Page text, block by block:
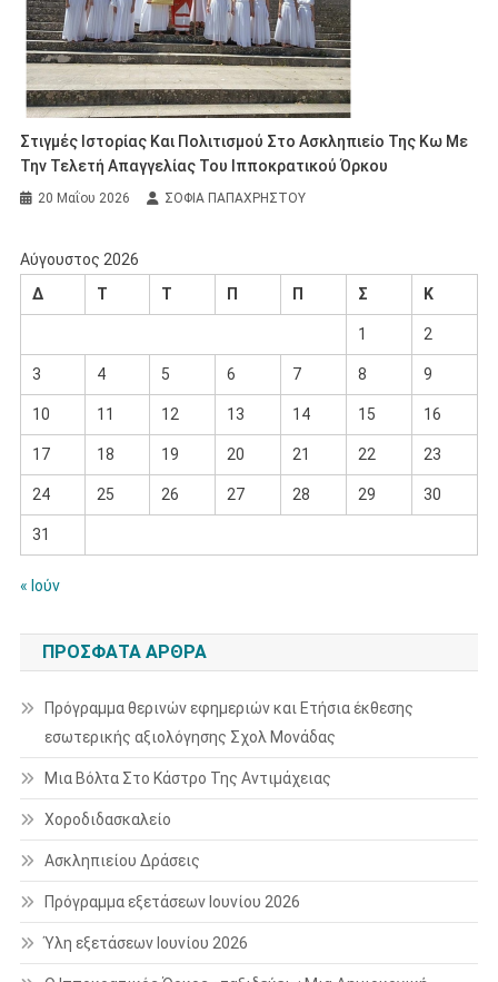
Στιγμές Ιστορίας Και Πολιτισμού Στο Ασκληπιείο Της Κω Με
Την Τελετή Απαγγελίας Του Ιπποκρατικού Όρκου
20 Μαΐου 2026 ΣΟΦΙΑ ΠΑΠΑΧΡΗΣΤΟΥ
Αύγουστος 2026
Δ
Τ Τ Π Π Σ Κ
1 2
3 4 5 6 7 8 9
10 11 12 13 14 15 16
17 18 19 20 21 22 23
24 25 26 27 28 29 30
31
« Ιούν
ΠΡΌΣΦΑΤΑ ΆΡΘΡΑ
Πρόγραμμα θερινών εφημεριών και Ετήσια έκθεσης
εσωτερικής αξιολόγησης Σχολ Μονάδας
Μια Βόλτα Στο Κάστρο Της Αντιμάχειας
Χοροδιδασκαλείο
Ασκληπιείου Δράσεις
Πρόγραμμα εξετάσεων Ιουνίου 2026
Ύλη εξετάσεων Ιουνίου 2026